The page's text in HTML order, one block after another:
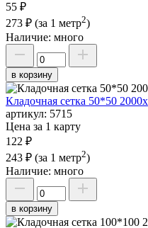
55 ₽
273 ₽ (за 1 метр2)
Наличие: много
в корзину
Кладочная сетка 50*50
артикул: 5715
Цена за 1 карту
122 ₽
243 ₽ (за 1 метр2)
Наличие: много
в корзину